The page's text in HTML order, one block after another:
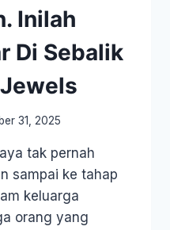
Inilah
Di Sebalik
31, 2025
tak pernah
sampai ke tahap
keluarga
orang yang